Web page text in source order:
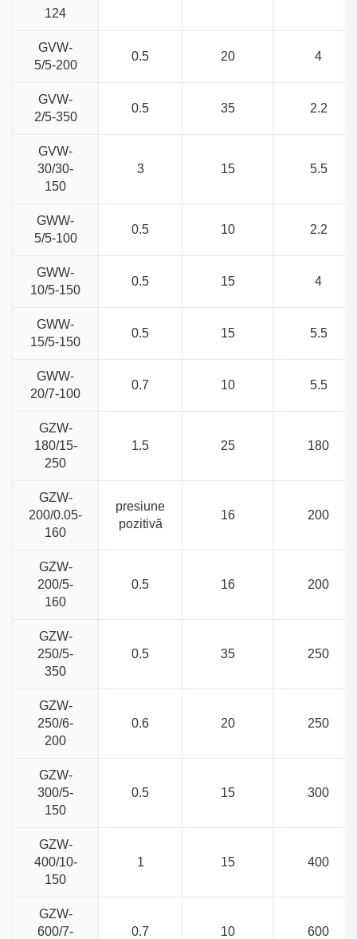
124
GVW-
5/5-200
0.5 20 4
GVW-
2/5-350
0.5 35 2.2
GVW-
30/30-
150
3 15 5.5
GWW-
5/5-100
0.5 10 2.2
GWW-
10/5-150
0.5 15 4
GWW-
15/5-150
0.5 15 5.5
GWW-
20/7-100
0.7 10 5.5
GZW-
180/15-
250
1.5 25 180
GZW-
200/0.05-
160
presiune
pozitivă
16 200
GZW-
200/5-
160
0.5 16 200
GZW-
250/5-
350
0.5 35 250
GZW-
250/6-
200
0.6 20 250
GZW-
300/5-
150
0.5 15 300
GZW-
400/10-
150
1 15 400
GZW-
600/7-
0.7 10 600